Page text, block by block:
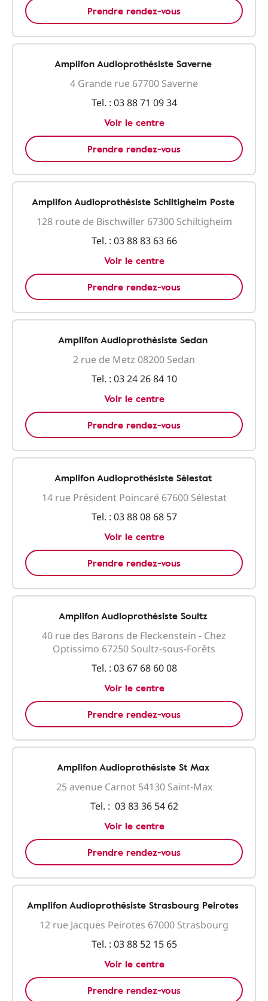
Prendre rendez-vous
Amplifon Audioprothésiste Saverne
4 Grande rue 67700 Saverne
Tel. : 03 88 71 09 34
Voir le centre
Prendre rendez-vous
Amplifon Audioprothésiste Schiltigheim Poste
128 route de Bischwiller 67300 Schiltigheim
Tel. : 03 88 83 63 66
Voir le centre
Prendre rendez-vous
Amplifon Audioprothésiste Sedan
2 rue de Metz 08200 Sedan
Tel. : 03 24 26 84 10
Voir le centre
Prendre rendez-vous
Amplifon Audioprothésiste Sélestat
14 rue Président Poincaré 67600 Sélestat
Tel. : 03 88 08 68 57
Voir le centre
Prendre rendez-vous
Amplifon Audioprothésiste Soultz
40 rue des Barons de Fleckenstein - Chez
Optissimo 67250 Soultz-sous-Forêts
Tel. : 03 67 68 60 08
Voir le centre
Prendre rendez-vous
Amplifon Audioprothésiste St Max
25 avenue Carnot 54130 Saint-Max
Tel. : 03 83 36 54 62
Voir le centre
Prendre rendez-vous
Amplifon Audioprothésiste Strasbourg Peirotes
12 rue Jacques Peirotes 67000 Strasbourg
Tel. : 03 88 52 15 65
Voir le centre
Prendre rendez-vous